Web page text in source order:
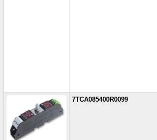
7TCA085400R0099